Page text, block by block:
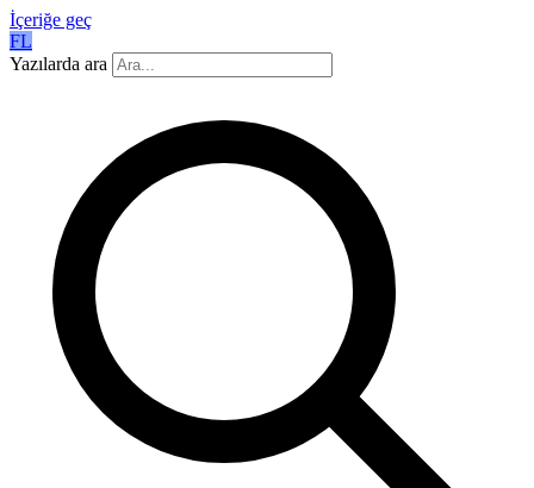
İçeriğe geç
FL
Yazılarda ara